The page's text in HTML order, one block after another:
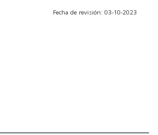
Fecha de revisión: 03-10-2023